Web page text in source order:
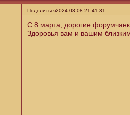
Поделиться2024-03-08 21:41:31
С 8 марта, дорогие
Здоровья вам и вашим